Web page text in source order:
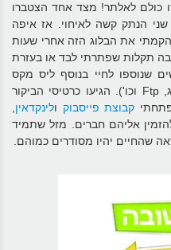
כולם לאלתר! מצד אחד הצטברו
הנתק קשה לאיחוי. אז איפה
הקמתי את הבלוג הזה אחרי שעות
תקלות שפתרתי לבד או בעזרת
שנוספו לחיי בנוסף ליס מקס
(ע.ע: וורדפרס, ניהול דומיין, הוסטינג, Ftp וכו'). הגיעו כרטיסי הביקור
קבוצת פייסבוק ולינקדאין
אליהם חברים. מזל שתמיד
שהחיים יהיו מסודרים כמוהם.